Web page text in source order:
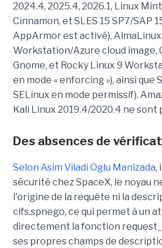
2024.4, 2025.4, 2026.1, Linux
Cinnamon, et SLES 15 SP7/SAP
AppArmor est activé), AlmaLinux
Workstation/Azure cloud image,
Gnome, et Rocky Linux 9
en mode « enforcing »), ainsi que
SELinux en mode permissif).
Kali Linux 2019.4/2020.4 ne sont
Des absences de
Selon Asim Viladi Oglu Manizada,
sécurité chez SpaceX, le noyau
l'origine de la requête ni la
cifs.spnego, ce qui permet à un
directement la fonction
ses propres champs de